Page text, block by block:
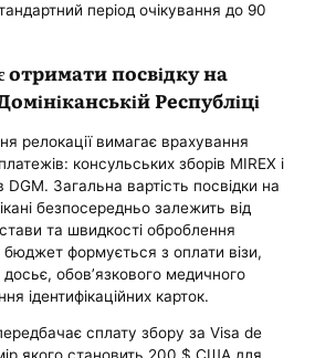
період очікування до 90
отримати посвідку на
Республіці
релокації вимагає врахування
консульських зборів MIREX і
DGM. Загальна вартість посвідки на
безпосередньо залежить від
та швидкості оброблення
бюджет формується з оплати візи,
обов’язкового медичного
ідентифікаційних карток.
сплату збору за Visa de